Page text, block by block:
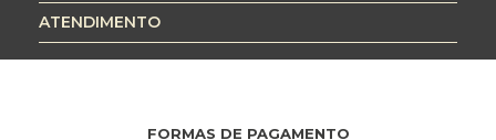
ATENDIMENTO
FORMAS DE PAGAMENTO